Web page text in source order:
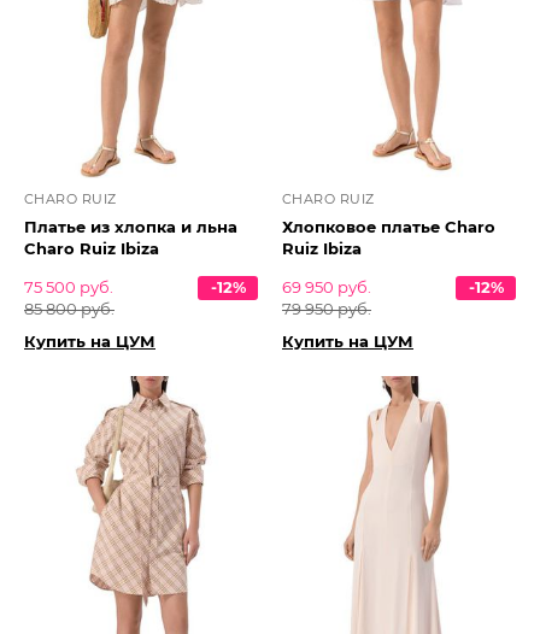
CHARO RUIZ
Платье из хлопка и льна
Charo Ruiz Ibiza
75 500 руб.
85 800 руб.
-12%
Купить на ЦУМ
CHARO RUIZ
Хлопковое платье Charo
Ruiz Ibiza
69 950 руб.
79 950 руб.
-12%
Купить на ЦУМ